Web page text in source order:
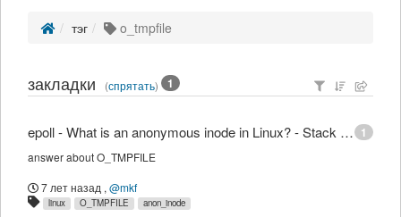
тэг o_tmpfile
закладки (спрятать) 1
1
epoll - What is an anonymous inode in Linux? - Stack Overflow
answer about O_TMPFILE
7 лет назад , @mkf
linux O_TMPFILE anon_inode